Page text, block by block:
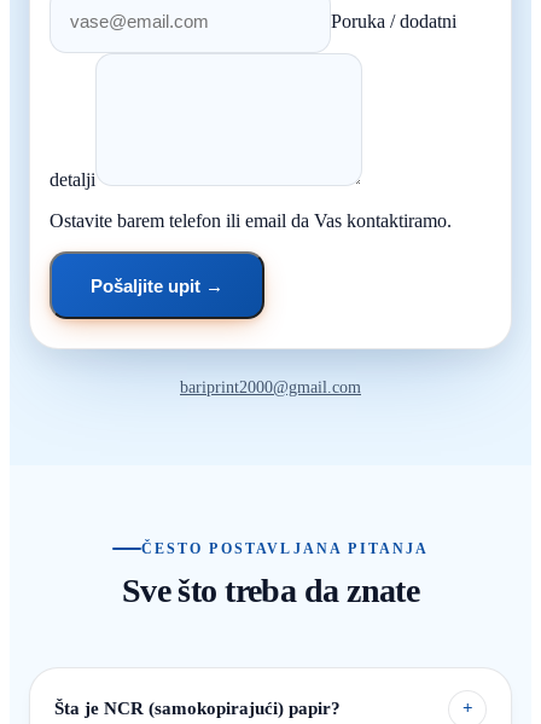
Poruka / dodatni
detalji
Ostavite barem telefon ili email da Vas kontaktiramo.
Pošaljite upit →
bariprint2000@gmail.com
ČESTO POSTAVLJANA PITANJA
Sve što treba da znate
Šta je NCR (samokopirajući) papir? +